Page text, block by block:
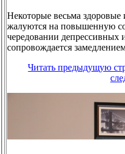
Некоторые весьма
жалуются на повышенную
чередовании депрессивных
сопровождается
Читать предыдущую